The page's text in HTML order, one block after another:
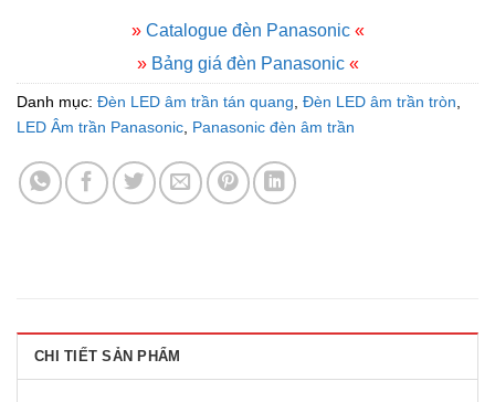
»Catalogue đèn Panasonic«
»Bảng giá đèn Panasonic«
Danh mục: Đèn LED âm trần tán quang Đèn LED âm trần tròn
LED Âm trần Panasonic Panasonic đèn âm trần
CHI TIẾT SẢN PHẨM